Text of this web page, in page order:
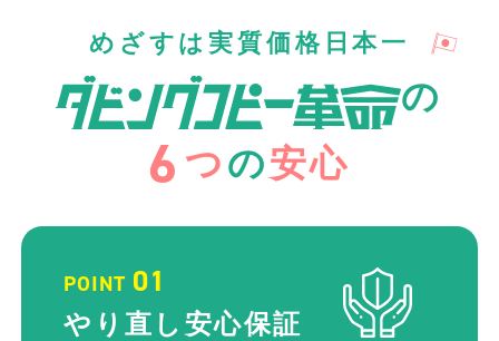
めざすは実質価格日本一
の
6 つの安心
POINT 01
やり直し 安心保証